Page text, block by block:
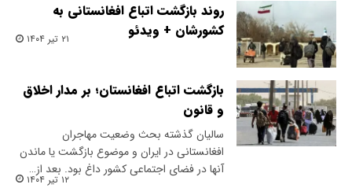
روند بازگشت اتباع افغانستانی به
کشورشان + ویدئو
۲۱ تیر ۱۴۰۴
بازگشت اتباع افغانستان؛ بر مدار اخلاق
و قانون
سالیان گذشته بحث وضعیت مهاجران
افغانستانی در ایران و موضوع بازگشت یا ماندن
آنها در فضای اجتماعی کشور داغ بود. بعد از…
۱۲ تیر ۱۴۰۴